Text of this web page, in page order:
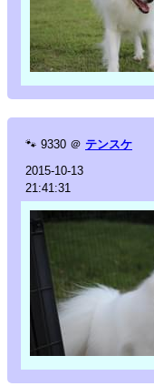
🐾 9330 ＠ テンスケ
2015-10-13
21:41:31